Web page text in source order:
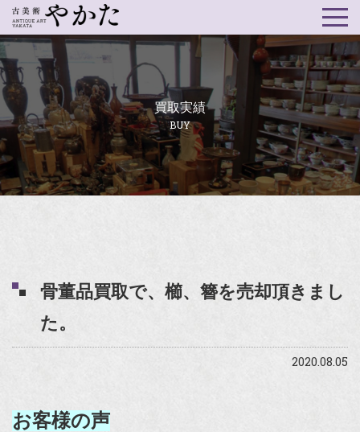
買取実績
BUY
骨董品買取で、櫛、簪を売却頂きまし
た。
2020.08.05
お客様の声